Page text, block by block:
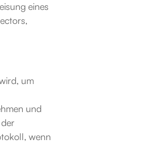
eines
um
und
wenn